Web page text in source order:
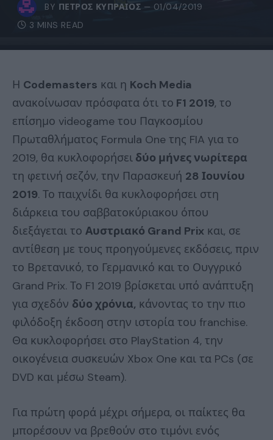
BY ΠΈΤΡΟΣ ΚΥΠΡΑΊΟΣ
01/04/2019
3 MINS READ
Η Codemasters και η Koch Media
ανακοίνωσαν πρόσφατα ότι το F1 2019, το
επίσημο videogame του Παγκοσμίου
Πρωταθλήματος Formula One της FIA για το
2019, θα κυκλοφορήσει δύο μήνες νωρίτερα
τη φετινή σεζόν, την Παρασκευή 28 Ιουνίου
2019. Το παιχνίδι θα κυκλοφορήσει στη
διάρκεια του σαββατοκύριακου όπου
διεξάγεται το Αυστριακό Grand Prix και, σε
αντίθεση με τους προηγούμενες εκδόσεις, πριν
το Βρετανικό, το Γερμανικό και το Ουγγρικό
Grand Prix. Το F1 2019 βρίσκεται υπό ανάπτυξη
για σχεδόν δύο χρόνια, κάνοντας το την πιο
φιλόδοξη έκδοση στην ιστορία του franchise.
Θα κυκλοφορήσει στο PlayStation 4, την
οικογένεια συσκευών Xbox One και τα PCs (σε
DVD και μέσω Steam).
Για πρώτη φορά μέχρι σήμερα, οι παίκτες θα
μπορέσουν να βρεθούν στο τιμόνι ενός